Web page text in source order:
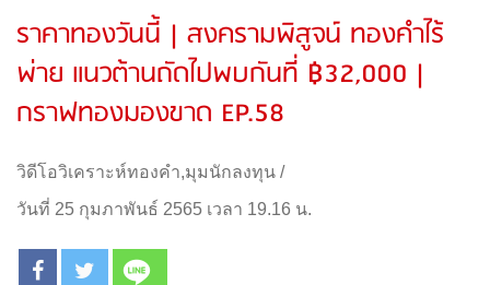
ราคาทองวันนี้ | สงครามพิสูจน์ ทองคำไร้
พ่าย แนวต้านถัดไปพบกันที่ ฿32,000 |
กราฟทองมองขาด EP.58
วิดีโอวิเคราะห์ทองคำ,มุมนักลงทุน /
วันที่ 25 กุมภาพันธ์ 2565 เวลา 19.16 น.